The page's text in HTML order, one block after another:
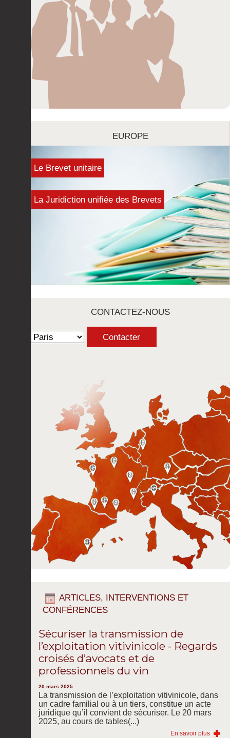
EUROPE
Le Brevet unitaire
La Juridiction unifiée des Brevets
CONTACTEZ-NOUS
ARTICLES, INTERVENTIONS ET
CONFÉRENCES
Sécuriser la transmission de
l’exploitation vitivinicole - Regards
croisés d’avocats et de
professionnels du vin
20 mars 2025
La transmission de l’exploitation vitivinicole, dans
un cadre familial ou à un tiers, constitue un acte
juridique qu’il convient de sécuriser. Le 20 mars
2025, au cours de tables(...)
En savoir plus